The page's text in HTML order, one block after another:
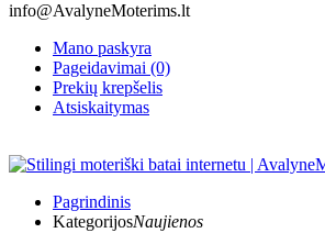
info@AvalyneMoterims.lt
Mano paskyra
Pageidavimai (0)
Prekių krepšelis
Atsiskaitymas
Pagrindinis
KategorijosNaujienos